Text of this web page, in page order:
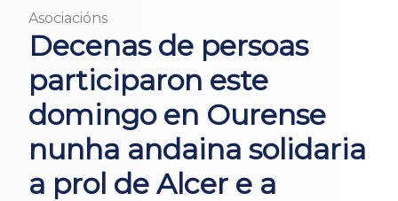
Asociacións
Decenas de persoas
participaron este
domingo en Ourense
nunha andaina solidaria
a prol de Alcer e a